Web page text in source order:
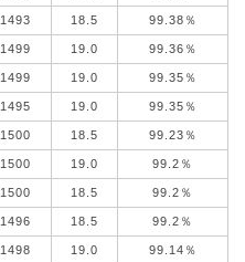
1493 18.5 99.38％
1499 19.0 99.36％
1499 19.0 99.35％
1495 19.0 99.35％
1500 18.5 99.23％
1500 19.0 99.2％
1500 18.5 99.2％
1496 18.5 99.2％
1498 19.0 99.14％